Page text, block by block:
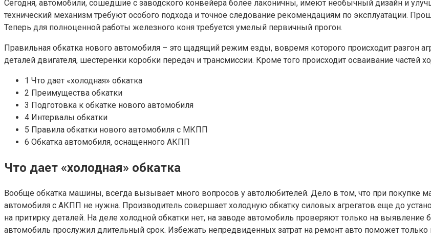
Сегодня, автомобили, сошедшие с заводского конвейера более лаконичны, имеют необычный дизайн и
технический механизм требуют особого подхода и точное следование рекомендациям по эксплуатации.
Теперь для полноценной работы железного коня требуется умелый первичный прогон.
Правильная обкатка нового автомобиля – это щадящий режим езды, вовремя которого происходит разгон
деталей двигателя, шестеренки коробки передач и трансмиссии. Кроме того происходит осваивание частей
1 Что дает «холодная» обкатка
2 Преимущества обкатки
3 Подготовка к обкатке нового автомобиля
4 Интервалы обкатки
5 Правила обкатки нового автомобиля с МКПП
6 Обкатка автомобиля, оснащенного АКПП
Что дает «холодная» обкатка
Вообще обкатка машины, всегда вызывает много вопросов у автолюбителей. Дело в том, что при покупке
автомобиля с АКПП не нужна. Производитель совершает холодную обкатку силовых агрегатов еще до
на притирку деталей. На деле холодной обкатки нет, на заводе автомобиль проверяют только на выявление
автомобиль прослужил длительный срок. Избежать непредвиденных затрат на ремонт авто поможет только